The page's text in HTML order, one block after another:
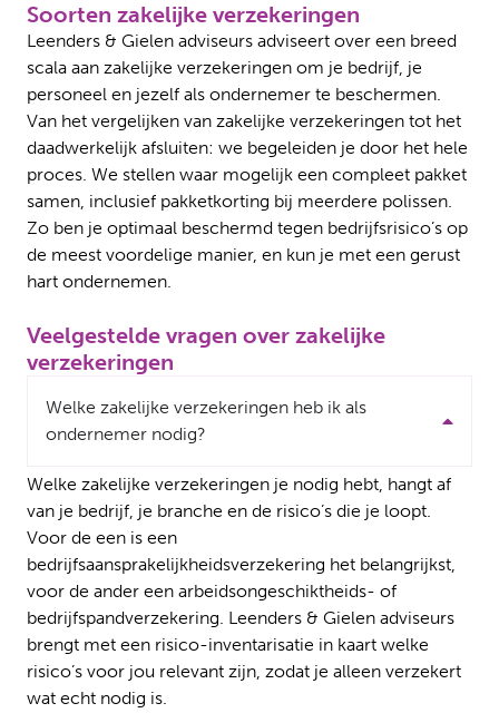
Soorten zakelijke verzekeringen
Leenders & Gielen adviseurs adviseert over een breed
scala aan zakelijke verzekeringen om je bedrijf, je
personeel en jezelf als ondernemer te beschermen.
Van het vergelijken van zakelijke verzekeringen tot het
daadwerkelijk afsluiten: we begeleiden je door het hele
proces. We stellen waar mogelijk een compleet pakket
samen, inclusief pakketkorting bij meerdere polissen.
Zo ben je optimaal beschermd tegen bedrijfsrisico’s op
de meest voordelige manier, en kun je met een gerust
hart ondernemen.
Veelgestelde vragen over zakelijke
verzekeringen
Welke zakelijke verzekeringen heb ik als
ondernemer nodig?
Welke zakelijke verzekeringen je nodig hebt, hangt af
van je bedrijf, je branche en de risico’s die je loopt.
Voor de een is een
bedrijfsaansprakelijkheidsverzekering het belangrijkst,
voor de ander een arbeidsongeschiktheids- of
bedrijfspandverzekering. Leenders & Gielen adviseurs
brengt met een risico-inventarisatie in kaart welke
risico’s voor jou relevant zijn, zodat je alleen verzekert
wat echt nodig is.